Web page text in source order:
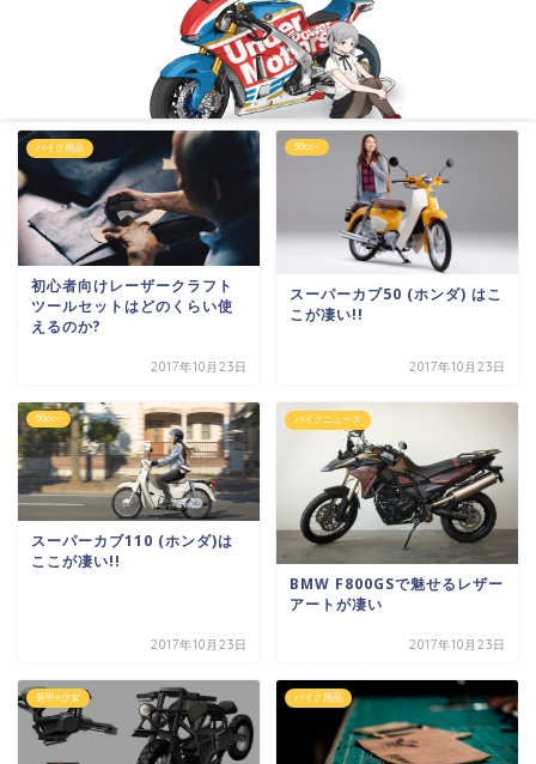
バイク用品
初心者向けレーザークラフト
ツールセットはどのくらい使
えるのか?
2017年10月23日
50cc~
スーパーカブ50 (ホンダ) はこ
こが凄い!!
2017年10月23日
50cc~
スーパーカブ110 (ホンダ)は
ここが凄い!!
2017年10月23日
バイクニュース
BMW F800GSで魅せるレザー
アートが凄い
2017年10月23日
装甲×少女 バイク用品